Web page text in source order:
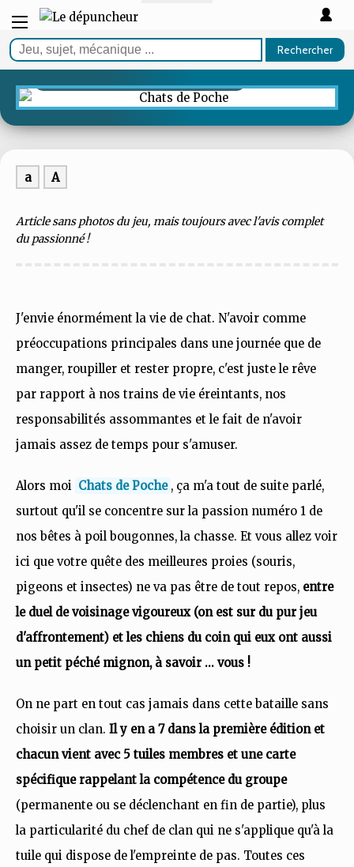
Rechercher
Chats de Poche
a A
Article sans photos du jeu, mais toujours avec l'avis complet
du passionné !
J'envie énormément la vie de chat. N'avoir comme
préoccupations principales dans une journée que de
manger, roupiller et rester propre, c'est juste le rêve
par rapport à nos trains de vie éreintants, nos
responsabilités assommantes et le fait de n'avoir
jamais assez de temps pour s'amuser.
Alors moi Chats de Poche , ça m'a tout de suite parlé,
surtout qu'il se concentre sur la passion numéro 1 de
nos bêtes à poil bougonnes, la chasse. Et vous allez voir
ici que votre quête des meilleures proies (souris,
pigeons et insectes) ne va pas être de tout repos, entre
le duel de voisinage vigoureux (on est sur du pur jeu
d'affrontement) et les chiens du coin qui eux ont aussi
un petit péché mignon, à savoir ... vous !
On ne part en tout cas jamais dans cette bataille sans
choisir un clan. Il y en a 7 dans la première édition et
chacun vient avec 5 tuiles membres et une carte
spécifique rappelant la compétence du groupe
(permanente ou se déclenchant en fin de partie), plus
la particularité du chef de clan qui ne s'applique qu'à la
tuile qui dispose de l'empreinte de pas. Toutes ces